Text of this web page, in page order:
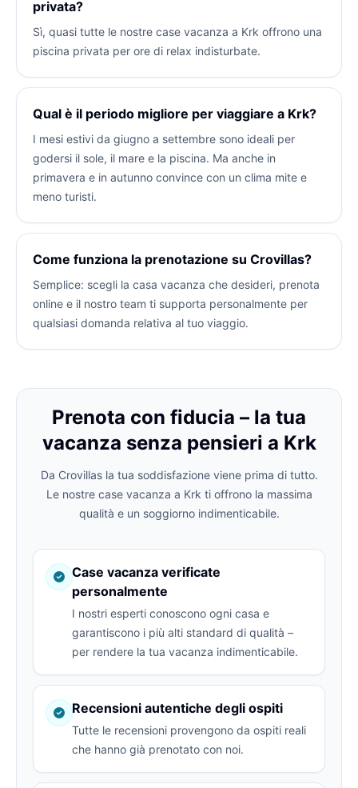
privata?
Sì, quasi tutte le nostre case vacanza a Krk offrono una
piscina privata per ore di relax indisturbate.
Qual è il periodo migliore per viaggiare a Krk?
I mesi estivi da giugno a settembre sono ideali per
godersi il sole, il mare e la piscina. Ma anche in
primavera e in autunno convince con un clima mite e
meno turisti.
Come funziona la prenotazione su Crovillas?
Semplice: scegli la casa vacanza che desideri, prenota
online e il nostro team ti supporta personalmente per
qualsiasi domanda relativa al tuo viaggio.
Prenota con fiducia – la tua
vacanza senza pensieri a Krk
Da Crovillas la tua soddisfazione viene prima di tutto.
Le nostre case vacanza a Krk ti offrono la massima
qualità e un soggiorno indimenticabile.
Case vacanza verificate
personalmente
I nostri esperti conoscono ogni casa e
garantiscono i più alti standard di qualità –
per rendere la tua vacanza indimenticabile.
Recensioni autentiche degli ospiti
Tutte le recensioni provengono da ospiti reali
che hanno già prenotato con noi.